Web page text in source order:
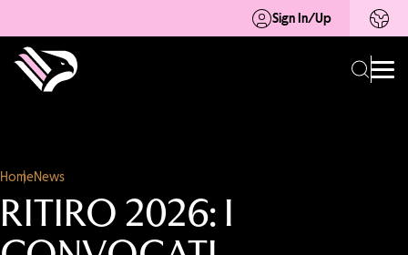
Sign In/Up
HomeNews
RITIRO 2026: I